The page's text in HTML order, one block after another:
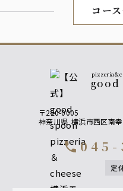
ソフトドリンク
・ペプシ
・グレープフルーツ
・ウーロン茶
コー
pizzeria＆
good
〒220-0005
神奈川県 横浜市西区南
call 045-